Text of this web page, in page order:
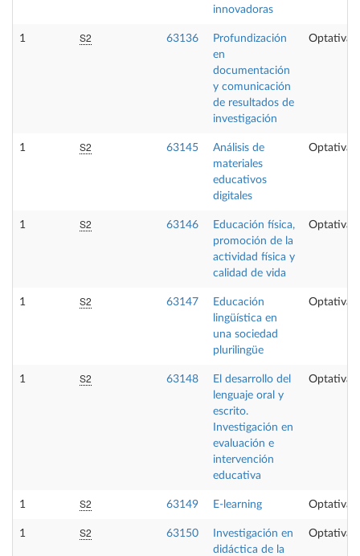
innovadoras
1 S2 63136
Profundización
en
documentación
y comunicación
de resultados de
investigación
Optativa
1 S2 63145
Análisis de
materiales
educativos
digitales
Optativa
1 S2 63146
Educación física,
promoción de la
actividad física y
calidad de vida
Optativa
1 S2 63147
Educación
lingüística en
una sociedad
plurilingüe
Optativa
1 S2 63148
El desarrollo del
lenguaje oral y
escrito.
Investigación en
evaluación e
intervención
educativa
Optativa
1 S2 63149 E-learning Optativa
1 S2 63150
Investigación en
didáctica de la
Optativa